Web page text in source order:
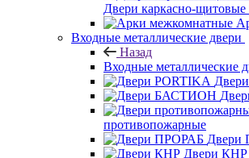
Двери каркасно-
Входные металлические двери
Назад
Входные металлические
противопожарные
Двери
Двери КНР